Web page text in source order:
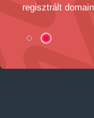
regisztrált